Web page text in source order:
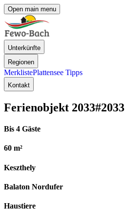
Open main menu
Unterkünfte
Regionen
MerklistePlattensee Tipps
Kontakt
Ferienobjekt 2033#2033
Bis 4 Gäste
60 m²
Keszthely
Balaton Nordufer
Haustiere